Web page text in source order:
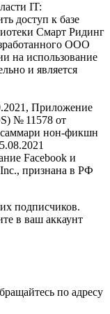
IT:
доступ к базе
Смарт Ридинг
ООО
на использование
и является
Приложение
№ 11578 от
саммари нон-фикшн
Facebook и
признана в РФ
подписчиков.
в ваш аккаунт
по адресу